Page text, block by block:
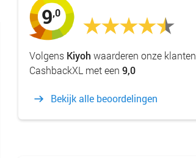
9,0
Volgens Kiyoh waarderen onze klanten
CashbackXL met een 9,0
Bekijk alle beoordelingen